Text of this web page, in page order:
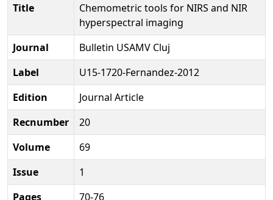
Title
Chemometric tools for NIRS and NIR
hyperspectral imaging
Journal
Bulletin USAMV Cluj
Label
U15-1720-Fernandez-2012
Edition
Journal Article
Recnumber
20
Volume
69
Issue
1
Pages
70-76